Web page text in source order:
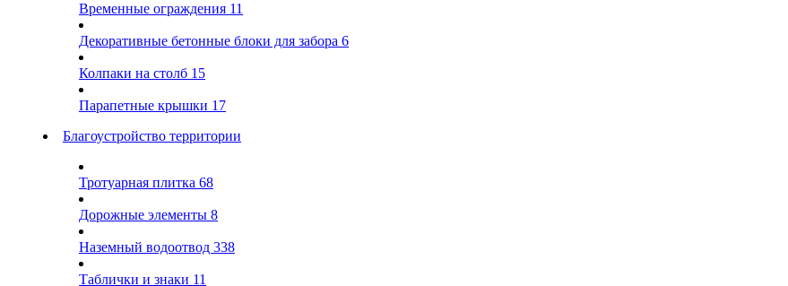
Временные ограждения 11
Декоративные бетонные блоки для забора 6
Колпаки на столб 15
Парапетные крышки 17
Благоустройство территории
Тротуарная плитка 68
Дорожные элементы 8
Наземный водоотвод 338
Таблички и знаки 11